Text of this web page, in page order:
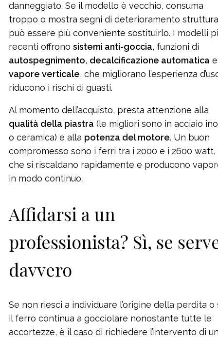
danneggiato. Se il modello è vecchio, consuma
troppo o mostra segni di deterioramento
può essere più conveniente sostituirlo. I modelli
recenti offrono sistemi anti-goccia, funzioni di
autospegnimento, decalcificazione automatica e
vapore verticale, che migliorano l’esperienza
riducono i rischi di guasti.
Al momento dell’acquisto, presta attenzione alla
qualità della piastra (le migliori sono in acciaio
o ceramica) e alla potenza del motore. Un buon
compromesso sono i ferri tra i 2000 e i 2600 watt,
che si riscaldano rapidamente e producono
in modo continuo.
Affidarsi a un
professionista? Sì, se
davvero
Se non riesci a individuare l’origine della perdita o
il ferro continua a gocciolare nonostante tutte le
accortezze, è il caso di richiedere l’intervento di